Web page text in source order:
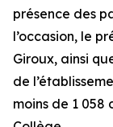
présence des
l’occasion, le
Giroux, ainsi
de
moins de 1 058